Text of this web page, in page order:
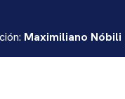
Maximiliano Nóbili